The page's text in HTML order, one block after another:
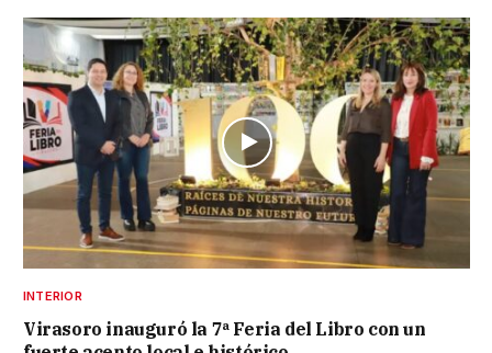
INTERIOR
Virasoro inauguró la 7ª Feria del Libro con un